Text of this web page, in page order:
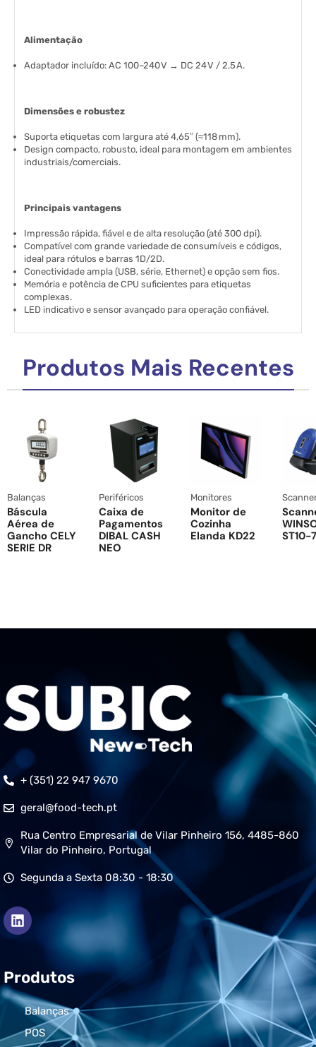
Alimentação
Adaptador incluído: AC 100–240 V → DC 24 V / 2,5 A.
Dimensões e robustez
Suporta etiquetas com largura até 4,65″ (≈118 mm).
Design compacto, robusto, ideal para montagem em ambientes
industriais/comerciais.
Principais vantagens
Impressão rápida, fiável e de alta resolução (até 300 dpi).
Compatível com grande variedade de consumíveis e códigos,
ideal para rótulos e barras 1D/2D.
Conectividade ampla (USB, série, Ethernet) e opção sem fios.
Memória e potência de CPU suficientes para etiquetas
complexas.
LED indicativo e sensor avançado para operação confiável.
Produtos Mais Recentes
Balanças
Báscula
Aérea de
Gancho CELY
SERIE DR
Periféricos
Caixa de
Pagamentos
DIBAL CASH
NEO
Monitores
Monitor de
Cozinha
Elanda KD22
ST10-
+ (351) 22 947 9670
geral@food-tech.pt
Rua Centro Empresarial de Vilar Pinheiro 156, 4485-860
Vilar do Pinheiro, Portugal
Segunda a Sexta 08:30 - 18:30
Produtos
Balanças
POS